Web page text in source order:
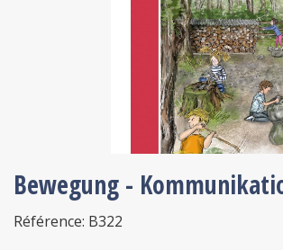
Bewegung -
Référence: B322